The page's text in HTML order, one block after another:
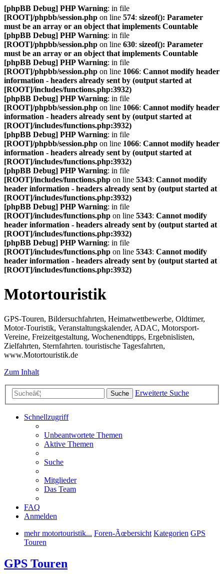
[phpBB Debug] PHP Warning: in file
[ROOT]/phpbb/session.php on line 574: sizeof(): Parameter
must be an array or an object that implements Countable
[phpBB Debug] PHP Warning: in file
[ROOT]/phpbb/session.php on line 630: sizeof(): Parameter
must be an array or an object that implements Countable
[phpBB Debug] PHP Warning: in file
[ROOT]/phpbb/session.php on line 1066: Cannot modify header
information - headers already sent by (output started at
[ROOT]/includes/functions.php:3932)
[phpBB Debug] PHP Warning: in file
[ROOT]/phpbb/session.php on line 1066: Cannot modify header
information - headers already sent by (output started at
[ROOT]/includes/functions.php:3932)
[phpBB Debug] PHP Warning: in file
[ROOT]/phpbb/session.php on line 1066: Cannot modify header
information - headers already sent by (output started at
[ROOT]/includes/functions.php:3932)
[phpBB Debug] PHP Warning: in file
[ROOT]/includes/functions.php on line 5343: Cannot modify
header information - headers already sent by (output started at
[ROOT]/includes/functions.php:3932)
[phpBB Debug] PHP Warning: in file
[ROOT]/includes/functions.php on line 5343: Cannot modify
header information - headers already sent by (output started at
[ROOT]/includes/functions.php:3932)
[phpBB Debug] PHP Warning: in file
[ROOT]/includes/functions.php on line 5343: Cannot modify
header information - headers already sent by (output started at
[ROOT]/includes/functions.php:3932)
Motortouristik
GPS-Touren, Bildersuchfahrten, Heimatwettbewerbe, Oldtimer,
Motor-Touristik, Veranstaltungskalender, ADAC, Motorsport-
Vereine, Freizeitgestaltung, Wochenendtipps, Ergebnislisten,
Zielfahrten, Sternfahrten. touristische Tagesfahrten,
www.Motortouristik.de
Zum Inhalt
Suche Erweiterte Suche
Schnellzugriff
Unbeantwortete Themen
Aktive Themen
Suche
Mitglieder
Das Team
FAQ
Anmelden
mehr motortouristik... Foren-Ãœbersicht Kategorien GPS
Touren
GPS Touren